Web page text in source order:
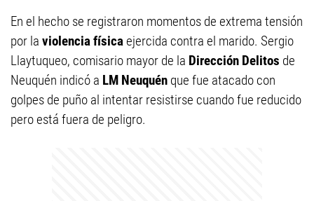
En el hecho se registraron momentos de extrema tensión
por la violencia físicaejercida contra el marido. Sergio
Llaytuqueo, comisario mayor de la Dirección Delitos de
Neuquén indicó a LM Neuquén que fue atacado con
golpes de puño al intentar resistirse cuando fue reducido
pero está fuera de peligro.